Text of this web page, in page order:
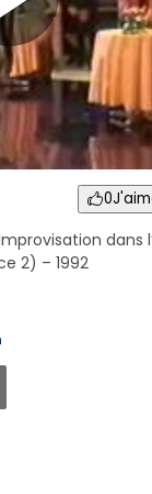
0
dans
2) – 1992